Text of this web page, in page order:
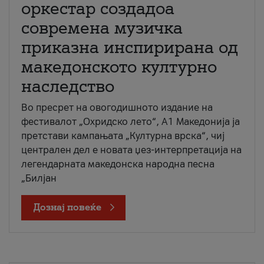
оркестар создадоа
современа музичка
приказна инспирирана од
македонското културно
наследство
Во пресрет на овогодишното издание на
фестивалот „Охридско лето“, А1 Македонија ја
претстави кампањата „Културна врска“, чиј
централен дел е новата џез-интерпретација на
легендарната македонска народна песна
„Билјан
Дознај повеќе